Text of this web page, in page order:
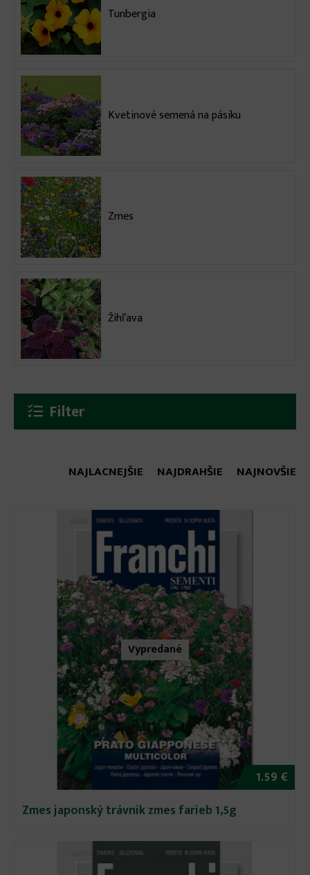
Tunbergia
Kvetinové semená na pásiku
Zmes
Žihľava
Filter
NAJLACNEJŠIE NAJDRAHŠIE NAJNOVŠIE
1.59 €
Vypredané
Zmes japonský trávnik zmes farieb 1,5g